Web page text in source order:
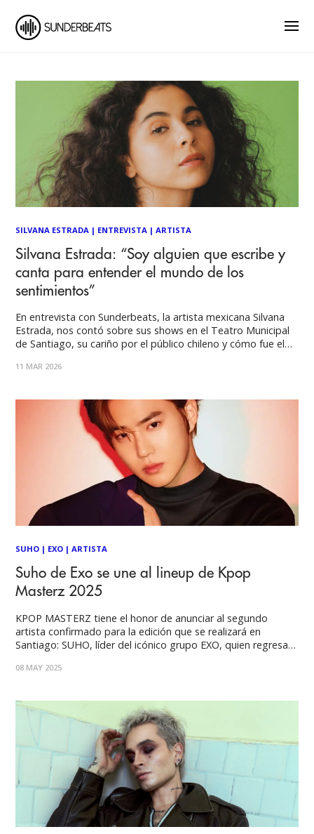
SILVANA ESTRADA | ENTREVISTA |ARTISTA
Silvana Estrada: “Soy alguien que escribe y
canta para entender el mundo de los
sentimientos”
En entrevista con Sunderbeats, la artista mexicana Silvana
Estrada, nos contó sobre sus shows en el Teatro Municipal
de Santiago, su cariño por el público chileno y cómo fue el
suaves lluvias, lanzado en octubre del 2025. Silvana regresa a
11 MAR 2026
SUHO | EXO |ARTISTA
Suho de Exo se une al lineup de Kpop
Masterz 2025
KPOP MASTERZ tiene el honor de anunciar al segundo
artista confirmado para la edición que se realizará en
Santiago: SUHO, líder del icónico grupo EXO, quien regresará
inolvidable. Reconocido por su talento multifacético, su
08 MAY 2025